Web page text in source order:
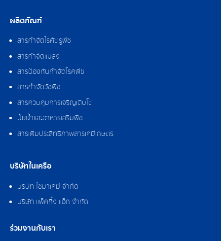
ผลิตภัณฑ์
สารกำจัดไรศัตรูพืช
สารกำจัดแมลง
สารป้องกันกำจัดโรคพืช
สารกำจัดวัชพืช
สารควบคุมการเจริญเติบโต
ปุ๋ยน้ำและอาหารเสริมพืช
สารเพิ่มประสิทธิภาพสารเคมีเกษตร
บริษัทในเครือ
บริษัท ไซมาเคมี จำกัด
บริษัท แพ็คกิ้ง แอ็ก จำกัด
ร่วมงานกับเรา